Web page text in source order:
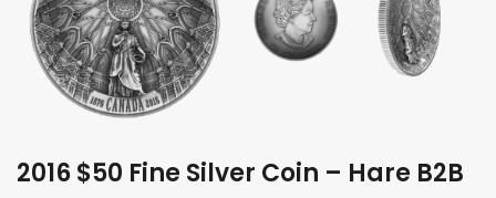
2016 $50 Fine Silver Coin – Hare B2B